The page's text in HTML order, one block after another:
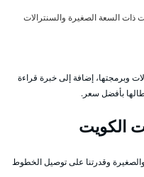
ذات السعة الصغيرة والسنترالات
بدالات وبرمجتها، إضافة إلى خبرة قراءة
بأفضل سعر.
الكويت
وقدرتنا على توصيل الخطوط